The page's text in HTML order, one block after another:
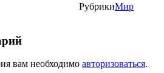
РубрикиМир
вам необходимо авторизоваться.